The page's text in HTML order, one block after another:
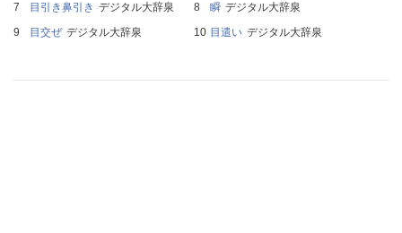
目引き鼻引き デジタル大辞泉 瞬 デジタル大辞泉
目交ぜ デジタル大辞泉 目遣い デジタル大辞泉